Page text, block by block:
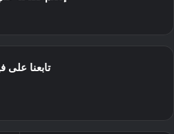
تابعنا على